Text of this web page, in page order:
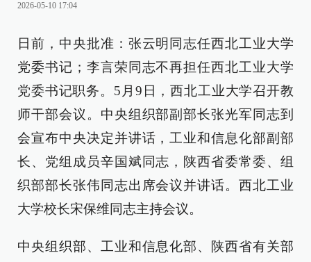
2026-05-10 17:04
日前，中央批准：张云明同志任西北工业大学
党委书记；李言荣同志不再担任西北工业大学
党委书记职务。5月9日，西北工业大学召开教
师干部会议。中央组织部副部长张光军同志到
会宣布中央决定并讲话，工业和信息化部副部
长、党组成员辛国斌同志，陕西省委常委、组
织部部长张伟同志出席会议并讲话。西北工业
大学校长宋保维同志主持会议。
中央组织部、工业和信息化部、陕西省有关部